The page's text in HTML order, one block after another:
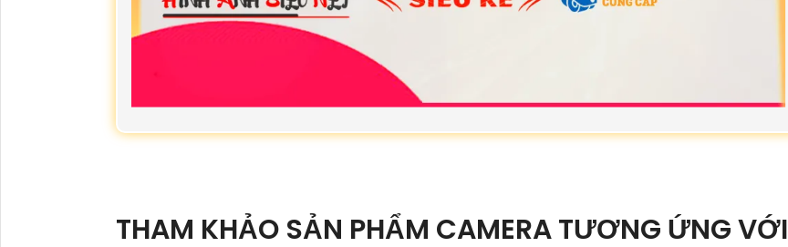
THAM KHẢO SẢN PHẨM CAMERA TƯƠNG ỨNG VỚI